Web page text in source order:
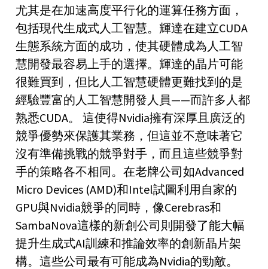
尤其是在加速高度平行化的運算任務方面，
包括現代生成式人工智慧。輝達在建立CUDA
生態系統方面的成功，使其硬體成為人工智
慧開發最容易上手的選擇。輝達的晶片可能
很難買到，但比人工智慧硬體更難找到的是
經驗豐富的人工智慧開發人員——而許多人都
熟悉CUDA。 這使得Nvidia擁有深厚且廣泛的
競爭優勢來保護其業務，但這並不意味著它
沒有準備挑戰的競爭對手，而且這些競爭對
手的策略各不相同。在老牌公司如Advanced
Micro Devices (AMD)和Intel試圖利用自家的
GPU與Nvidia競爭的同時，像Cerebras和
SambaNova這樣的新創公司則開發了能大幅
提升生成式AI訓練和推論效率的創新晶片架
構。這些公司最有可能成為Nvidia的勁敵。